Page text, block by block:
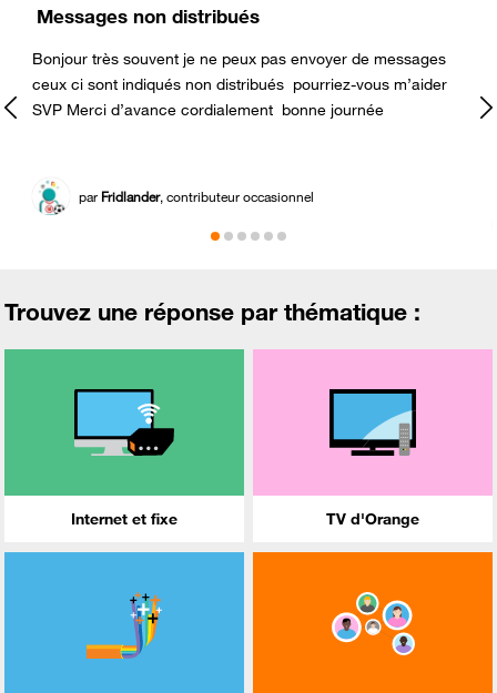
Messages non distribués
Bonjour très souvent je ne peux pas envoyer de messages
ceux ci sont indiqués non distribués pourriez-vous m’aider
SVP Merci d’avance cordialement bonne journée
par Fridlander, contributeur occasionnel
Trouvez une réponse par thématique :
Internet et fixe TV d'Orange